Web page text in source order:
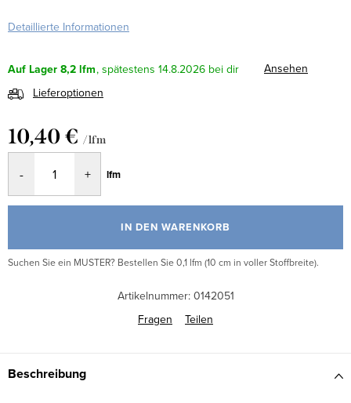
Detaillierte Informationen
Auf Lager 8,2 lfm 14.8.2026
Ansehen
Lieferoptionen
10,40 € / lfm
lfm
IN DEN WARENKORB
Suchen Sie ein MUSTER? Bestellen Sie 0,1 lfm (10 cm in voller Stoffbreite).
Artikelnummer: 0142051
Fragen
Teilen
Beschreibung